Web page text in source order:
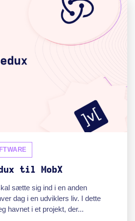
til MobX
sætte sig ind i en anden
dag i en udviklers liv. I dette
havnet i et projekt, der...